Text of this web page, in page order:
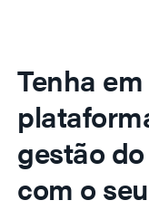
Tenha
gestão
com o